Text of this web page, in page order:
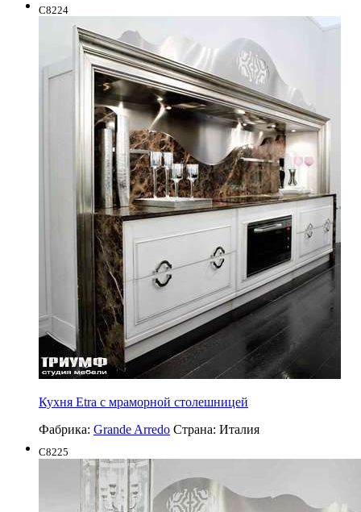
C8224
Кухня Etra с мраморной столешницей
Фабрика: Grande Arredo Страна: Италия
C8225